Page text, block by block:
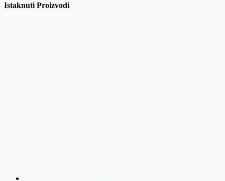
Istaknuti Proizvodi